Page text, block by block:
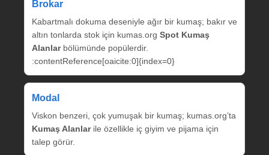
Brokar
Kabartmalı dokuma deseniyle ağır bir kumaş; bakır ve
altın tonlarda stok için kumas.org Spot Kumaş
Alanlarbölümünde popülerdir.
:contentReference[oaicite:0]{index=0}
Modal
Viskon benzeri, çok yumuşak bir kumaş; kumas.org’ta
Kumaş Alanlarile özellikle iç giyim ve pijama için
talep görür.